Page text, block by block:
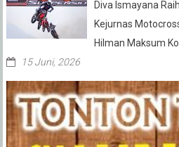
Diva Ismayana
Kejurnas
Hilman Maksum
15 Juni, 2026